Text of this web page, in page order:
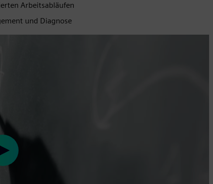
Arbeitsabläufen
und Diagnose
Play